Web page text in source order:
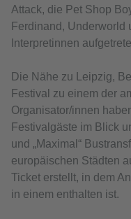
Attack, die Pet Shop
Ferdinand, Underworld
Interpretinnen
Die Nähe zu Leipzig,
Festival zu einem der
Organisator/innen
Festivalgäste im Blick
und „Maximal“
europäischen Städten
Ticket erstellt, in dem
in einem enthalten ist.